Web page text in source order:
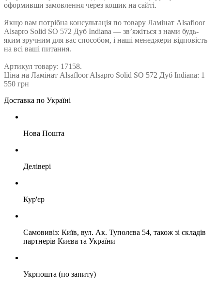
оформивши замовлення через кошик на сайті.
Якщо вам потрібна консультація по товару Ламінат Alsafloor
Alsapro Solid SO 572 Дуб Indiana — зв’яжіться з нами будь-
яким зручним для вас способом, і наші менеджери відповість
на всі ваші питання.
Артикул товару: 17158.
Ціна на Ламінат Alsafloor Alsapro Solid SO 572 Дуб Indiana: 1
550 грн
Доставка по Україні
Нова Пошта
Делівері
Кур'єр
Самовивіз: Київ, вул. Ак. Туполєва 54, також зі складів
партнерів Києва та України
Укрпошта (по запиту)